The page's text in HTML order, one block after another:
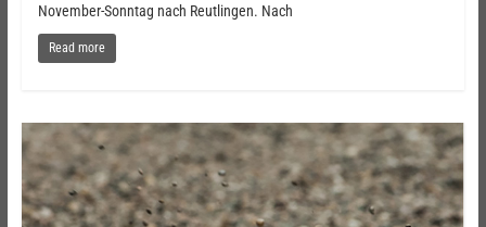
November-Sonntag nach Reutlingen. Nach
Read more